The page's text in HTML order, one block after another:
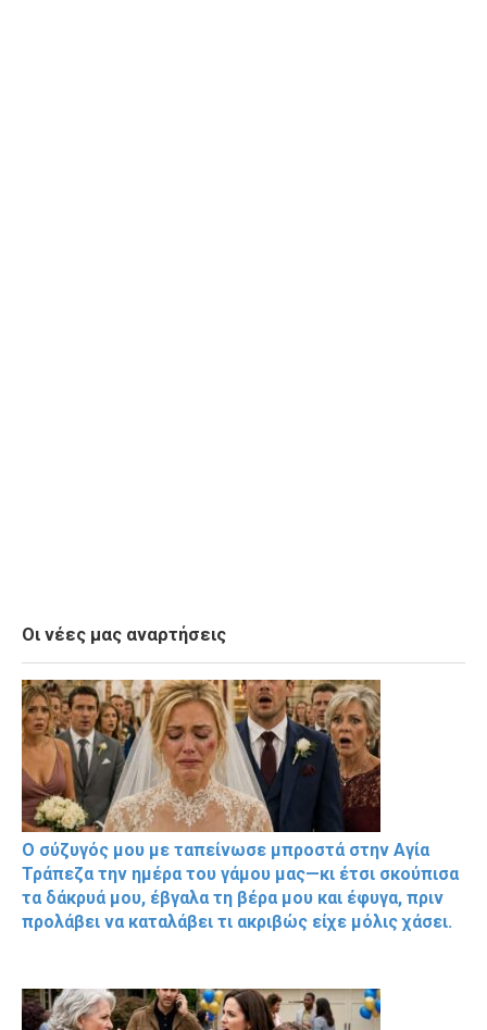
Οι νέες μας αναρτήσεις
Ο σύζυγός μου με ταπείνωσε μπροστά στην Αγία
Τράπεζα την ημέρα του γάμου μας—κι έτσι σκούπισα
τα δάκρυά μου, έβγαλα τη βέρα μου και έφυγα, πριν
προλάβει να καταλάβει τι ακριβώς είχε μόλις χάσει.